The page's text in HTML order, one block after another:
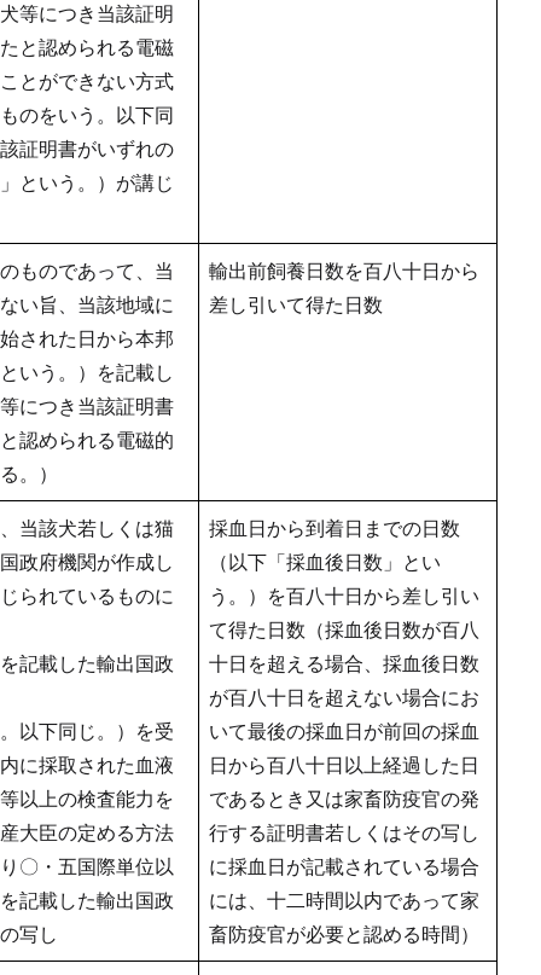
等につき当該証明
と認められる電磁
とができない方式
のをいう。以下同
証明書がいずれの
という。）が講じ
ものであって、当
い旨、当該地域に
された日から本邦
いう。）を記載し
につき当該証明書
認められる電磁的
。）
輸出前飼養日数を百八十日から
差し引いて得た日数
当該犬若しくは猫
政府機関が作成し
られているものに
記載した輸出国政
以下同じ。）を受
に採取された血液
以上の検査能力を
大臣の定める方法
〇・五国際単位以
記載した輸出国政
写し
採血日から到着日までの日数
（以下「採血後日数」とい
う。）を百八十日から差し引い
て得た日数（採血後日数が百八
十日を超える場合、採血後日数
が百八十日を超えない場合にお
いて最後の採血日が前回の採血
日から百八十日以上経過した日
であるとき又は家畜防疫官の発
行する証明書若しくはその写し
に採血日が記載されている場合
には、十二時間以内であって家
畜防疫官が必要と認める時間）